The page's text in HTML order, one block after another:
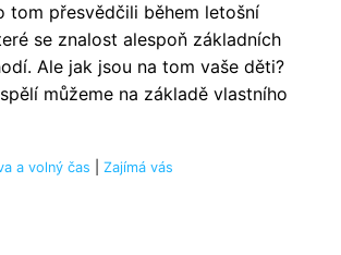
tom přesvědčili během letošní
se znalost alespoň základních
Ale jak jsou na tom vaše děti?
můžeme na základě vlastního
a volný čas Zajímá vás